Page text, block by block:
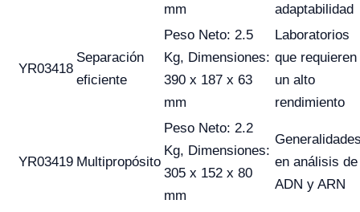
mm
adaptabilidad
YR03418
Separación
eficiente
Peso Neto: 2.5
Kg, Dimensiones:
390 x 187 x 63
mm
Laboratorios
que requieren
un alto
rendimiento
YR03419 Multipropósito
Peso Neto: 2.2
Kg, Dimensiones:
305 x 152 x 80
mm
en análisis de
ADN y ARN